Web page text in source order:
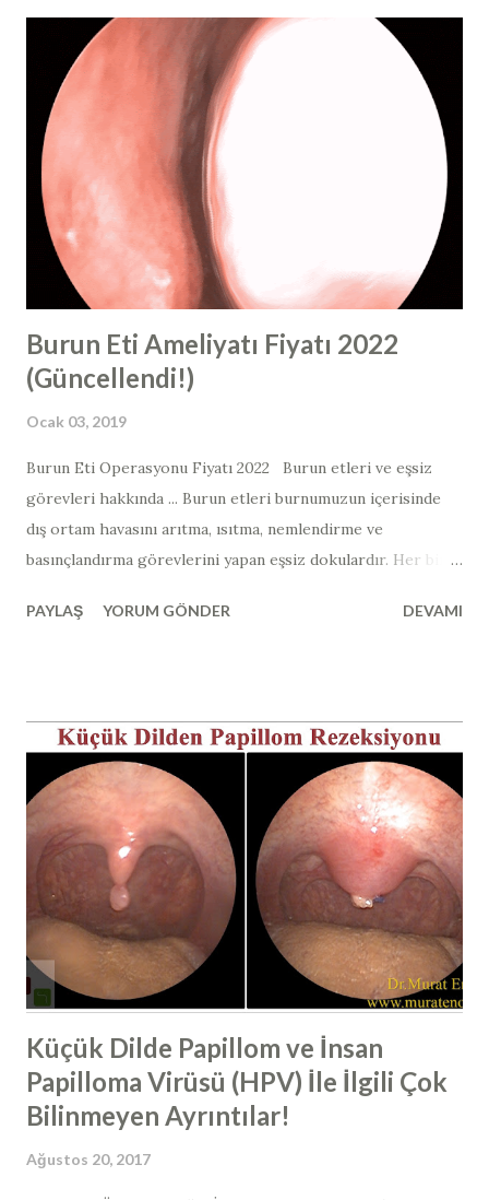
Kortikosteroidleri, anabolik steroidler ile karıştırmayın!
Burun estetiği ve burun ameliyatı dünyasında steroid
terimini kullandığımızda, çok spesifik bir steroid türünden
bahsediyoruz. “Steroid” kelimesi, vücut geliştiricilerinde
artmış kas büyümesi için kullanılan bir hormondur ve
aslında bu vücut kitlesini oluşturmak için kullanılan, anabolik
bir steroid adı verilen farklı bir steroid tipini ifade eder.
Rinoplasti ve revizyon rinoplasti sonrasında " buru...
Burun Eti Ameliyatı Fiyatı 2022
(Güncellendi!)
Ocak 03, 2019
Burun Eti Operasyonu Fiyatı 2022 Burun etleri ve eşsiz
görevleri hakkında ... Burun etleri burnumuzun içerisinde
dış ortam havasını arıtma, ısıtma, nemlendirme ve
basınçlandırma görevlerini yapan eşsiz dokulardır. Her bir
aklınıza en çok gelen şey " burun etlerinden tamamen
ne kadar önemli olduğu sonrasında anlaşılmıştır. Dış ortam
havasından bulunan tüm mikroorganizmalar, allerjenler
burun etleri tarafından burun içerisinde yakalanmaktadır.
Yaklaşık sosis şeklinde olan alt burun etleri içerisinde
birçok damar ağı bulunmaktadır ve sıcaktır. Dış kısmında
mukus tabakası bulunur ve burnumuzu hava girdiğinde
burun etine çarpan hava yuvarlanma hareketi yaparak burun
etini çarpar, içerisinde bulunan bütün partikülleri, yabancı
cisimleri, mikroorgan...
PAYLAŞ YORUM GÖNDER DEVAMI
Küçük Dilde Papillom ve İnsan
Papilloma Virüsü (HPV) İle İlgili Çok
Bilinmeyen Ayrıntılar!
Ağustos 20, 2017